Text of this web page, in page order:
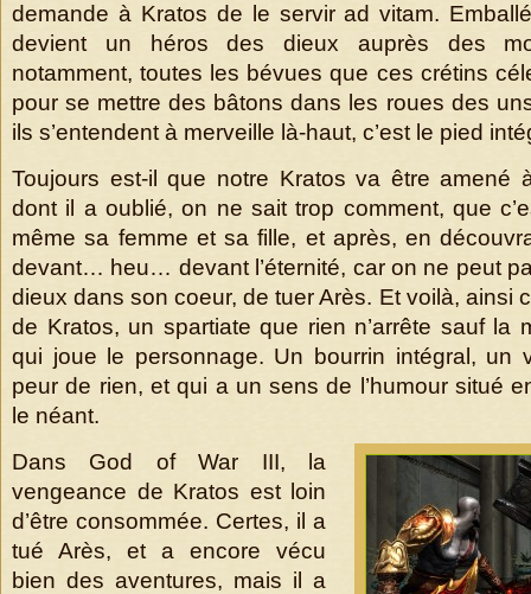
demande à Kratos de le servir ad vitam.
devient un héros des dieux auprès des
notamment, toutes les bévues que ces crétins
pour se mettre des bâtons dans les roues des
ils s’entendent à merveille là-haut, c’est le pied
Toujours est-il que notre Kratos va être amené
dont il a oublié, on ne sait trop comment, que
même sa femme et sa fille, et après, en
devant… heu… devant l’éternité, car on ne peut
dieux dans son coeur, de tuer Arès. Et voilà, ainsi
de Kratos, un spartiate que rien n’arrête sauf la
qui joue le personnage. Un bourrin intégral, un
peur de rien, et qui a un sens de l’humour situé
le néant.
Dans God of War III, la
vengeance de Kratos est loin
d’être consommée. Certes, il a
tué Arès, et a encore vécu
bien des aventures, mais il a